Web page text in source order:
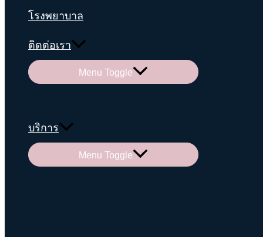
โรงพยาบาล
ติดต่อเรา
Menu Toggle
บริการ
Menu Toggle